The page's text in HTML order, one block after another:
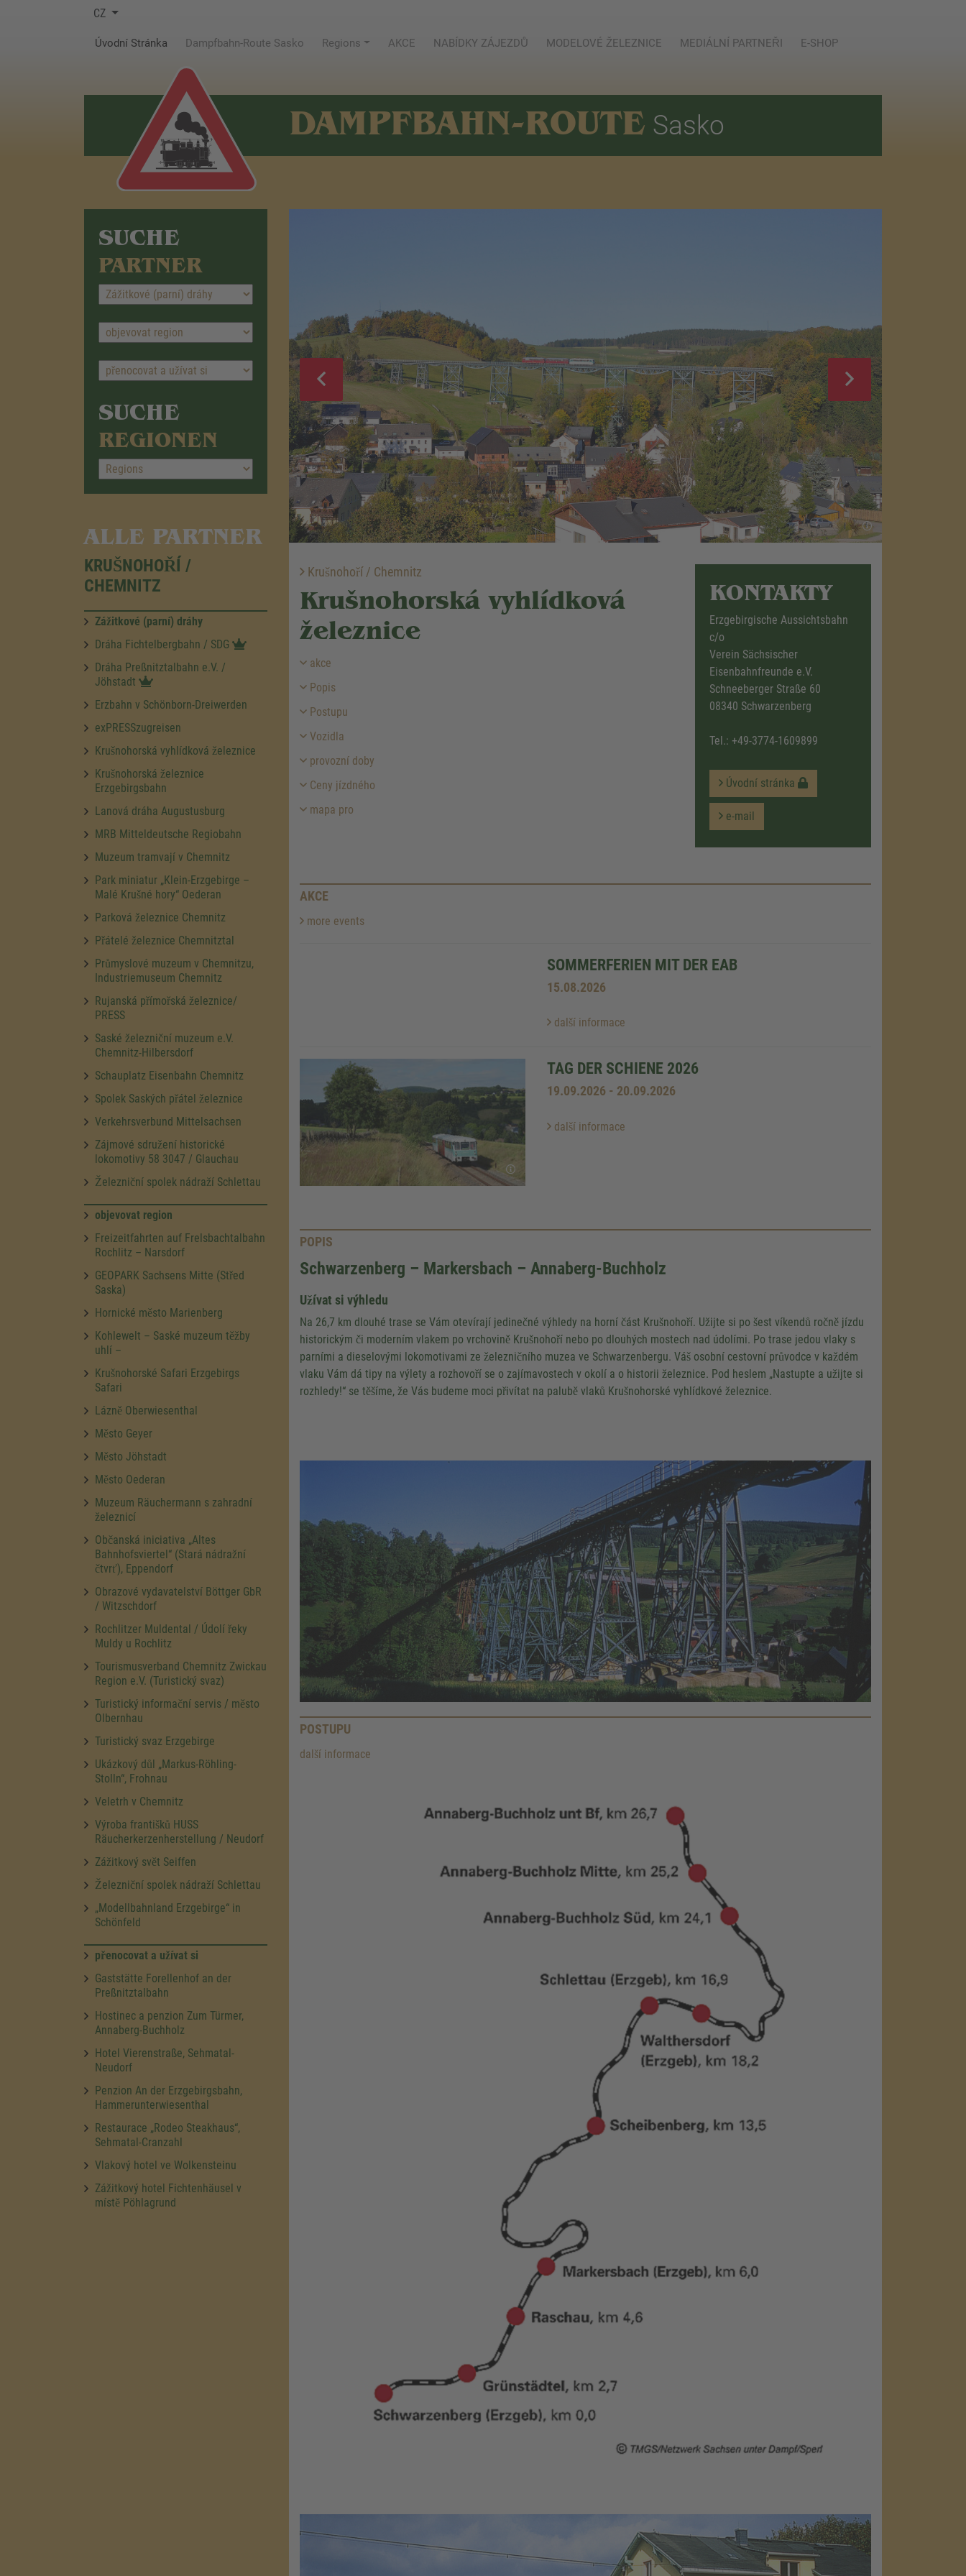
CZ
Úvodní Stránka (current)
Dampfbahn-Route Sasko Regions AKCE NABÍDKY ZÁJEZDŮ MODELOVÉ ŽELEZNICE MEDIÁLNÍ PARTNEŘI E-SHOP
DAMPFBAHN-ROUTE Sasko
SUCHE
PARTNER
SUCHE
REGIONEN
ALLE PARTNER
KRUŠNOHOŘÍ /
CHEMNITZ
Zážitkové (parní) dráhy
Dráha Fichtelbergbahn / SDG
Dráha Preßnitztalbahn e.V. /
Jöhstadt
Erzbahn v Schönborn-Dreiwerden
exPRESSzugreisen
Krušnohorská vyhlídková železnice
Krušnohorská železnice
Erzgebirgsbahn
Lanová dráha Augustusburg
MRB Mitteldeutsche Regiobahn
Muzeum tramvají v Chemnitz
Park miniatur „Klein-Erzgebirge –
Malé Krušné hory“ Oederan
Parková železnice Chemnitz
Přátelé železnice Chemnitztal
Průmyslové muzeum v Chemnitzu,
Industriemuseum Chemnitz
Rujanská přímořská železnice/
PRESS
Saské železniční muzeum e.V.
Chemnitz-Hilbersdorf
Schauplatz Eisenbahn Chemnitz
Spolek Saských přátel železnice
Verkehrsverbund Mittelsachsen
Zájmové sdružení historické
lokomotivy 58 3047 / Glauchau
Železniční spolek nádraží Schlettau
objevovat region
Freizeitfahrten auf Frelsbachtalbahn
Rochlitz – Narsdorf
GEOPARK Sachsens Mitte (Střed
Saska)
Hornické město Marienberg
Kohlewelt – Saské muzeum těžby
uhlí –
Krušnohorské Safari Erzgebirgs
Safari
Lázně Oberwiesenthal
Město Geyer
Město Jöhstadt
Město Oederan
Muzeum Räuchermann s zahradní
železnicí
Občanská iniciativa „Altes
Bahnhofsviertel“ (Stará nádražní
čtvrť), Eppendorf
Obrazové vydavatelství Böttger GbR
/ Witzschdorf
Rochlitzer Muldental / Údolí řeky
Muldy u Rochlitz
Tourismusverband Chemnitz Zwickau
Region e.V. (Turistický svaz)
Turistický informační servis / město
Olbernhau
Turistický svaz Erzgebirge
Ukázkový důl „Markus-Röhling-
Stolln“, Frohnau
Veletrh v Chemnitz
Výroba františků HUSS
Räucherkerzenherstellung / Neudorf
Zážitkový svět Seiffen
Železniční spolek nádraží Schlettau
„Modellbahnland Erzgebirge“ in
Schönfeld
přenocovat a užívat si
Gaststätte Forellenhof an der
Preßnitztalbahn
Hostinec a penzion Zum Türmer,
Annaberg-Buchholz
Hotel Vierenstraße, Sehmatal-
Neudorf
Penzion An der Erzgebirgsbahn,
Hammerunterwiesenthal
Restaurace „Rodeo Steakhaus“,
Sehmatal-Cranzahl
Vlakový hotel ve Wolkensteinu
Zážitkový hotel Fichtenhäusel v
místě Pöhlagrund
Krušnohoří / Chemnitz
Krušnohorská vyhlídková
železnice
akce
Popis
Postupu
Vozidla
provozní doby
Ceny jízdného
mapa pro
KONTAKTY
Erzgebirgische Aussichtsbahn
c/o
Verein Sächsischer
Eisenbahnfreunde e.V.
Schneeberger Straße 60
08340 Schwarzenberg
Tel.: +49-3774-1609899
Úvodní stránka
e-mail
AKCE
more events
SOMMERFERIEN MIT DER EAB
15.08.2026
další informace
TAG DER SCHIENE 2026
19.09.2026 - 20.09.2026
další informace
POPIS
Schwarzenberg – Markersbach – Annaberg-Buchholz
Užívat si výhledu
Na 26,7 km dlouhé trase se Vám otevírají jedinečné výhledy na horní část Krušnohoří. Užijte si po šest víkendů ročně jízdu
historickým či moderním vlakem po vrchovině Krušnohoří nebo po dlouhých mostech nad údolími. Po trase jedou vlaky s
parními a dieselovými lokomotivami ze železničního muzea ve Schwarzenbergu. Váš osobní cestovní průvodce v každém
vlaku Vám dá tipy na výlety a rozhovoří se o zajímavostech v okolí a o historii železnice. Pod heslem „Nastupte a užijte si
rozhledy!“ se těšíme, že Vás budeme moci přivítat na palubě vlaků Krušnohorské vyhlídkové železnice.
POSTUPU
další informace